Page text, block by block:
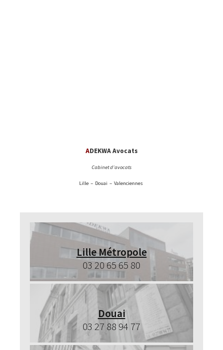
ADEKWA Avocats
Cabinet d’avocats
Lille – Douai – Valenciennes
Lille Métropole
03 20 65 65 80
Douai
03 27 88 94 77